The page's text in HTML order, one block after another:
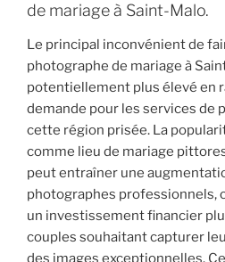
de mariage à Saint-Malo.
Le principal inconvénient de
photographe de mariage à
potentiellement plus élevé en
demande pour les services de
cette région prisée. La
comme lieu de mariage
peut entraîner une
photographes professionnels,
un investissement financier
couples souhaitant capturer
des images exceptionnelles.